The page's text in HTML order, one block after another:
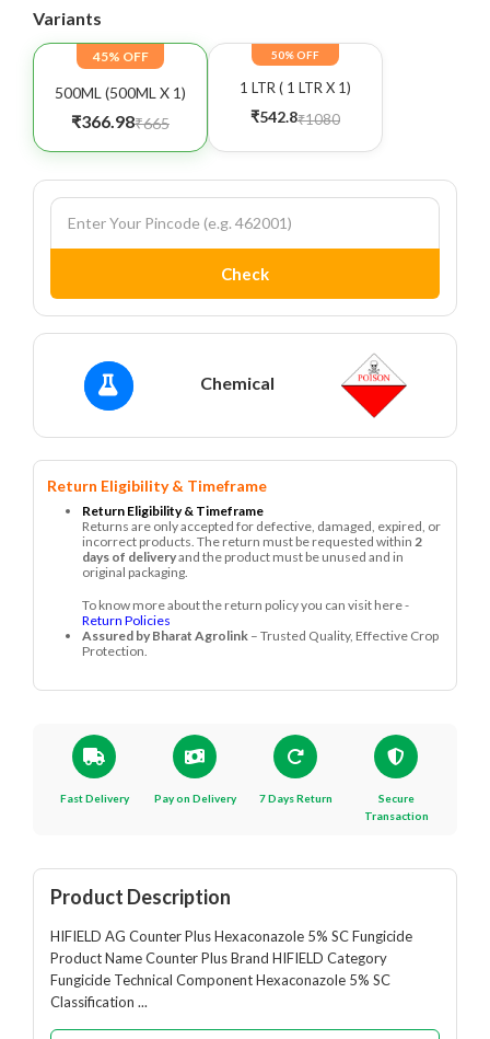
Variants
45% OFF
500ML (500ML X 1)
₹366.98₹665
50% OFF
1 LTR ( 1 LTR X 1)
₹542.8₹1080
Check
Chemical
Return Eligibility & Timeframe
Return Eligibility & Timeframe
Returns are only accepted for defective, damaged, expired, or
incorrect products. The return must be requested within 2
days of deliveryand the product must be unused and in
original packaging.
To know more about the return policy you can visit here -
Return Policies
Assured by Bharat Agrolink – Trusted Quality, Effective Crop
Protection.
Fast Delivery Pay on Delivery 7 Days Return
Secure
Transaction
Product Description
HIFIELD AG Counter Plus Hexaconazole 5% SC Fungicide
Product Name Counter Plus Brand HIFIELD Category
Fungicide Technical Component Hexaconazole 5% SC
Classification ...